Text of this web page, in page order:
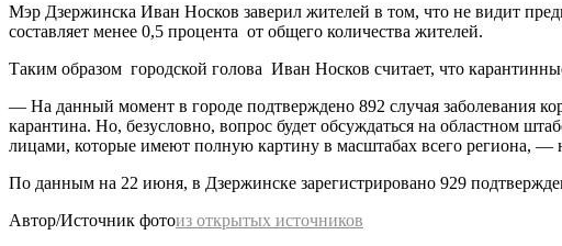
Мэр Дзержинска Иван Носков заверил жителей в том, что не видит
составляет менее 0,5 процента от общего количества жителей.
Таким образом городской голова Иван Носков считает, что
— На данный момент в городе подтверждено 892 случая заболевания
карантина. Но, безусловно, вопрос будет обсуждаться на областном
лицами, которые имеют полную картину в масштабах всего региона, —
По данным на 22 июня, в Дзержинске зарегистрировано 929
Автор/Источник фотоиз открытых источников